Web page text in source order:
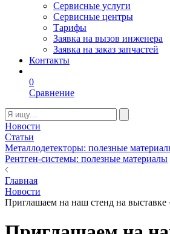
Сервисные услуги
Сервисные центры
Тарифы
Заявка на вызов инженера
Заявка на заказ запчастей
Контакты
0
Сравнение
Новости
Статьи
Металлодетекторы: полезные
Рентген-системы: полезные материалы
Главная
Новости
Приглашаем на наш стенд на выставке